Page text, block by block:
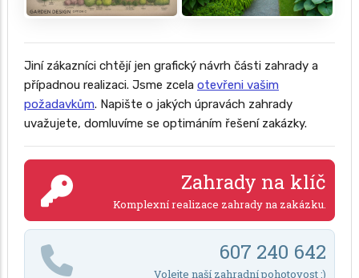
Jiní zákazníci chtějí jen grafický návrh části zahrady a
případnou realizaci. Jsme zcela otevřeni vašim
požadavkům. Napište o jakých úpravách zahrady
uvažujete, domluvíme se optimáním řešení zakázky.
Zahrady na klíč
Komplexní realizace zahrady na zakázku.
607 240 642
Volejte naší zahradní pohotovost :)